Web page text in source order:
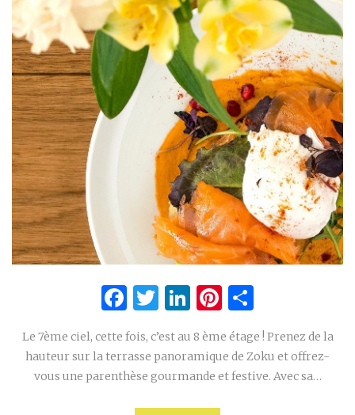
Facebook
Twitter
LinkedIn
Pinterest
Le 7ème ciel, cette fois, c’est au 8 ème étage ! Prenez de la
hauteur sur la terrasse panoramique de Zoku et offrez-
vous une parenthèse gourmande et festive. Avec sa…